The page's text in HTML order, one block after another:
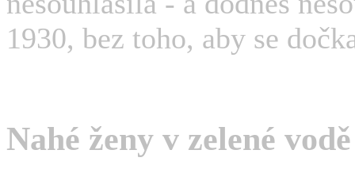
1930, bez toho, aby se
Nahé ženy v zelené vodě